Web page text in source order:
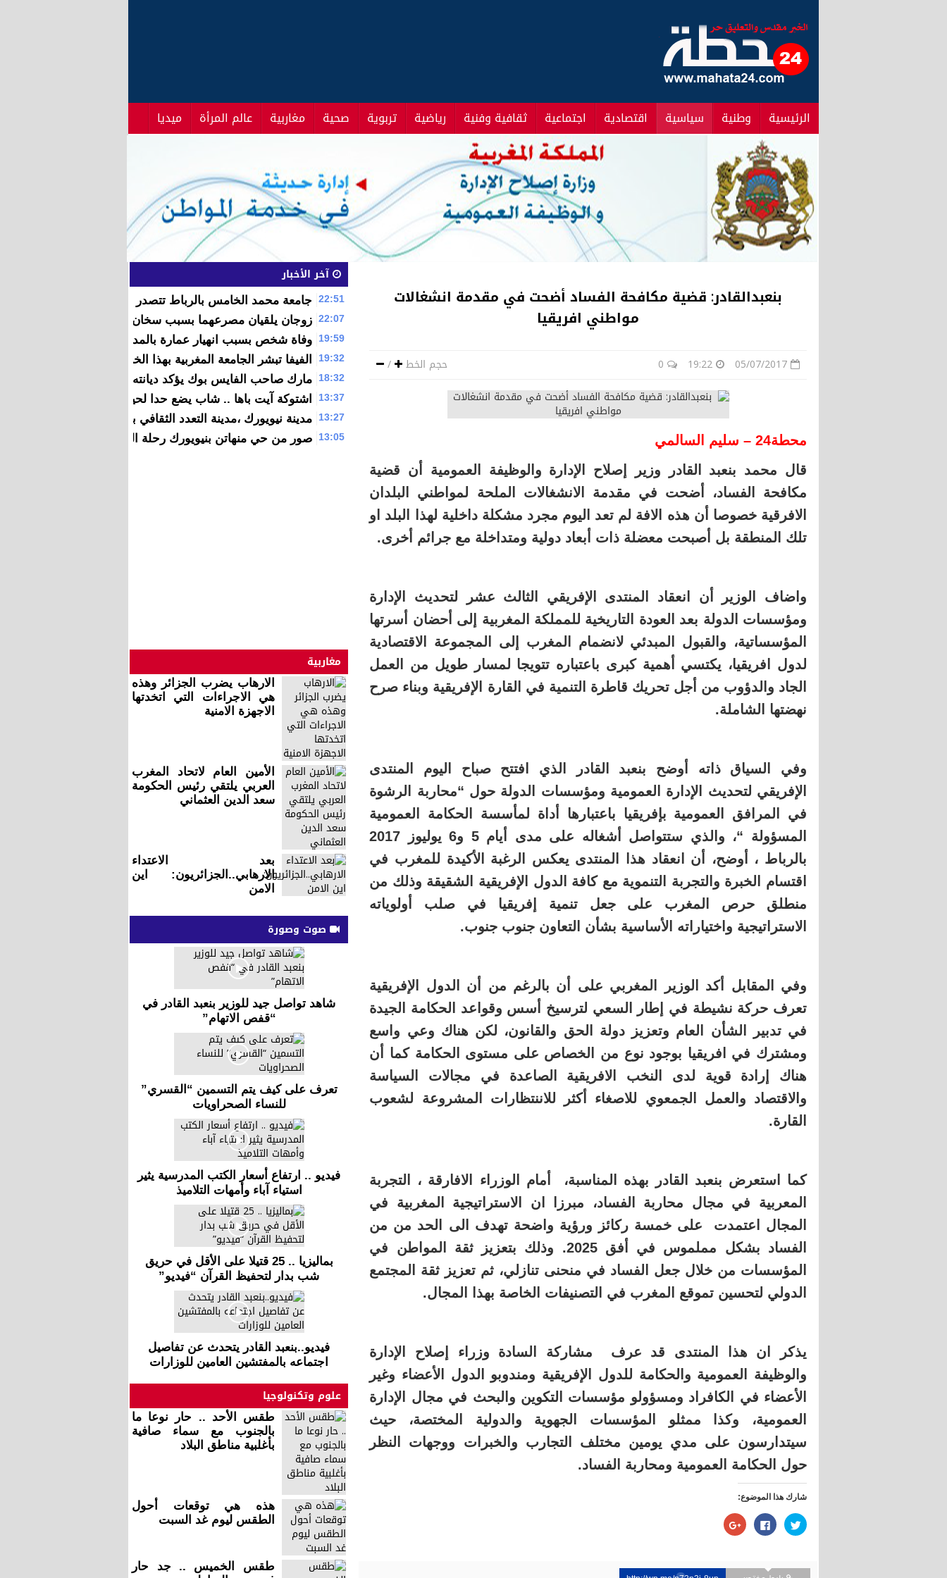
الرئيسية وطنية سياسية اقتصادية اجتماعية ثقافية وفنية رياضية تربوية صحية مغاربية عالم المرأة ميديا
بنعبدالقادر: قضية مكافحة الفساد أضحت في مقدمة انشغالات
مواطني افريقيا
حجم الخط /
محطة24 – سليم السالمي
قال محمد بنعبد القادر وزير إصلاح الإدارة والوظيفة العمومية أن قضية
مكافحة الفساد، أضحت في مقدمة الانشغالات الملحة لمواطني البلدان
الافرقية خصوصا أن هذه الافة لم تعد اليوم مجرد مشكلة داخلية لهذا البلد او
تلك المنطقة بل أصبحت معضلة ذات أبعاد دولية ومتداخلة مع جرائم أخرى.
واضاف الوزير أن انعقاد المنتدى الإفريقي الثالث عشر لتحديث الإدارة
ومؤسسات الدولة بعد العودة التاريخية للمملكة المغربية إلى أحضان أسرتها
المؤسساتية، والقبول المبدئي لانضمام المغرب إلى المجموعة الاقتصادية
لدول افريقيا، يكتسي أهمية كبرى باعتباره تتويجا لمسار طويل من العمل
الجاد والدؤوب من أجل تحريك قاطرة التنمية في القارة الإفريقية وبناء صرح
نهضتها الشاملة.
وفي السياق ذاته أوضح بنعبد القادر الذي افتتح صباح اليوم المنتدى
الإفريقي لتحديث الإدارة العمومية ومؤسسات الدولة حول “محاربة الرشوة
في المرافق العمومية بإفريقيا باعتبارها أداة لمأسسة الحكامة العمومية
المسؤولة “، والذي ستتواصل أشغاله على مدى أيام 5 و6 يوليوز 2017
بالرباط ، أوضح، أن انعقاد هذا المنتدى يعكس الرغبة الأكيدة للمغرب في
اقتسام الخبرة والتجربة التنموية مع كافة الدول الإفريقية الشقيقة وذلك من
منطلق حرص المغرب على جعل تنمية إفريقيا في صلب أولوياته
الاستراتيجية واختياراته الأساسية بشأن التعاون جنوب جنوب.
وفي المقابل أكد الوزير المغربي على أن بالرغم من أن الدول الإفريقية
تعرف حركة نشيطة في إطار السعي لترسيخ أسس وقواعد الحكامة الجيدة
في تدبير الشأن العام وتعزيز دولة الحق والقانون، لكن هناك وعي واسع
ومشترك في افريقيا بوجود نوع من الخصاص على مستوى الحكامة كما أن
هناك إرادة قوية لدى النخب الافريقية الصاعدة في مجالات السياسة
والاقتصاد والعمل الجمعوي للاصغاء أكثر للاننتظارات المشروعة لشعوب
القارة.
كما استعرض بنعبد القادر بهذه المناسبة، أمام الوزراء الافارقة ، التجربة
المعربية في مجال محاربة الفساد، مبرزا ان الاستراتيجية المغربية في
المجال اعتمدت على خمسة ركائز ورؤية واضحة تهدف الى الحد من من
الفساد بشكل مملموس في أفق 2025. وذلك بتعزيز ثقة المواطن في
المؤسسات من خلال جعل الفساد في منحنى تنازلي، ثم تعزيز ثقة المجتمع
الدولي لتحسين تموقع المغرب في التصنيفات الخاصة بهذا المجال.
يذكر ان هذا المنتدى قد عرف مشاركة السادة وزراء إصلاح الإدارة
والوظيفة العمومية والحكامة للدول الإفريقية ومندوبو الدول الأعضاء وغير
الأعضاء في الكافراد ومسؤولو مؤسسات التكوين والبحث في مجال الإدارة
العمومية، وكذا ممثلو المؤسسات الجهوية والدولية المختصة، حيث
سيتدارسون على مدي يومين مختلف التجارب والخبرات ووجهات النظر
حول الحكامة العمومية ومحاربة الفساد.
شارك هذا الموضوع:
اضغط
للمشاركة
نافذة
انقر
للمشاركة
اضغط
للمشاركة
آخر الأخبار
22:51 جامعة محمد الخامس بالرباط تتصدر قائمة الجامعات المغربية
22:07 زوجان يلقيان مصرعهما بسبب سخان الماء باكادير
19:59 وفاة شخص بسبب انهيار عمارة بالمدينة القديمة بالدار البيضاء
19:32 الفيفا تبشر الجامعة المغربية بهذا الخبر بخصوص الفريق الوطني
18:32 مارك صاحب الفايس بوك يؤكد ديانته واصوله من جديد
13:37 اشتوكة آيت باها .. شاب يضع حدا لحياته شنقا بمنزل أسرته
13:27 مدينة نيويورك ،مدينة التعدد الثقافي بامتياز
13:05 صور من حي منهاتن بنيويورك رحلة المشتاق لتحقيق الآفاق
مغاربية
الارهاب يضرب الجزائر وهذه
هي الاجراءات التي اتخدتها
الاجهزة الامنية
الأمين العام لاتحاد المغرب
العربي يلتقي رئيس الحكومة
سعد الدين العثماني
بعد الاعتداء
الارهابي..الجزائريون: اين
الامن
صوت وصورة
شاهد تواصل جيد للوزير بنعبد القادر في
“قفص الاتهام”
تعرف على كيف يتم التسمين “القسري”
للنساء الصحراويات
فيديو .. ارتفاع أسعار الكتب المدرسية يثير
استياء آباء وأمهات التلاميذ
بماليزيا .. 25 قتيلا على الأقل في حريق
شب بدار لتحفيظ القرآن “فيديو”
فيديو..بنعبد القادر يتحدث عن تفاصيل
اجتماعه بالمفتشين العامين للوزارات
علوم وتكنولوجيا
طقس الأحد .. حار نوعا ما
بالجنوب مع سماء صافية
بأغلبية مناطق البلاد
هذه هي توقعات أحول
الطقس ليوم غد السبت
طقس الخميس .. جد حار